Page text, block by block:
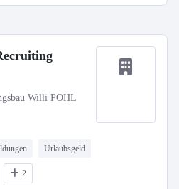
Willi POHL
Urlaubsgeld
2